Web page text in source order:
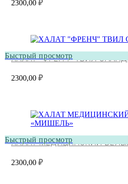
2300,00 ₽
Быстрый просмотр
ХАЛАТ “ФРЕНЧ” ТВИЛ
2300,00 ₽
Быстрый просмотр
ХАЛАТ МЕДИЦИНСКИЙ
2300,00 ₽